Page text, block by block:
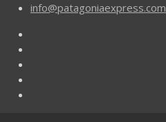
info@patagoniaexpress.com